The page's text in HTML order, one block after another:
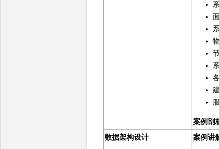
案例剖
数据架构设计
案例讲